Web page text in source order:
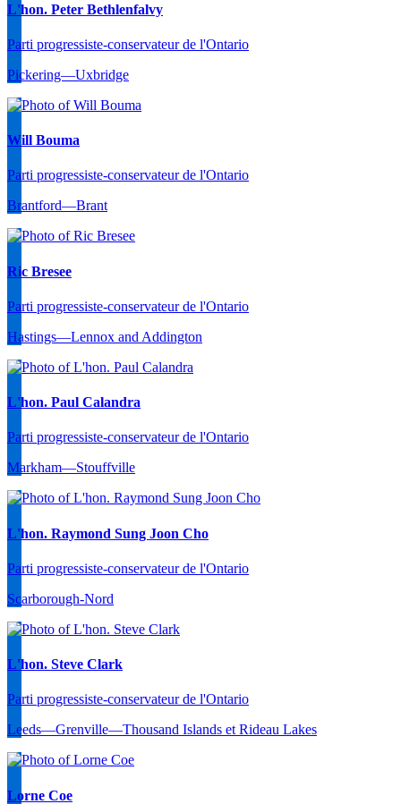
L'hon. Peter Bethlenfalvy
Parti progressiste-conservateur de l'Ontario
Pickering—Uxbridge
Will Bouma
Parti progressiste-conservateur de l'Ontario
Brantford—Brant
Ric Bresee
Parti progressiste-conservateur de l'Ontario
Hastings—Lennox and Addington
L'hon. Paul Calandra
Parti progressiste-conservateur de l'Ontario
Markham—Stouffville
L'hon. Raymond Sung Joon Cho
Parti progressiste-conservateur de l'Ontario
Scarborough-Nord
L'hon. Steve Clark
Parti progressiste-conservateur de l'Ontario
Leeds—Grenville—Thousand Islands et Rideau Lakes
Lorne Coe